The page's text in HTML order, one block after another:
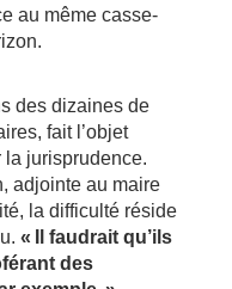
au même casse-
des dizaines de
fait l’objet
la jurisprudence.
adjointe au maire
la difficulté réside
«
Il faudrait qu’ils
des